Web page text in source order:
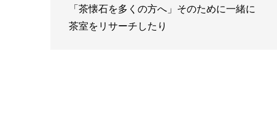
「茶懐石を多くの方へ」そのために一緒に
茶室をリサーチしたり